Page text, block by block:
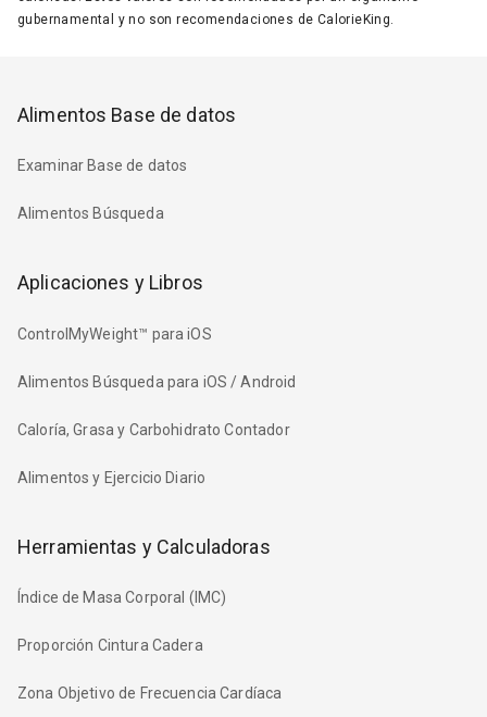
gubernamental y no son recomendaciones de CalorieKing.
Alimentos Base de datos
Examinar Base de datos
Alimentos Búsqueda
Aplicaciones y Libros
ControlMyWeight™ para iOS
Alimentos Búsqueda para iOS / Android
Caloría, Grasa y Carbohidrato Contador
Alimentos y Ejercicio Diario
Herramientas y Calculadoras
Índice de Masa Corporal (IMC)
Proporción Cintura Cadera
Zona Objetivo de Frecuencia Cardíaca